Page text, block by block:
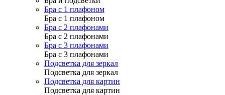
Бра с 1 плафоном
Бра с 1 плафоном
Бра с 2 плафонами
Бра с 2 плафонами
Бра с 3 плафонами
Бра с 3 плафонами
Подсветка для зеркал
Подсветка для зеркал
Подсветка для картин
Подсветка для картин